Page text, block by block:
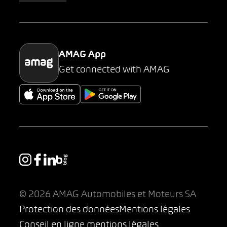
Parking
AMAG App
Get connected with AMAG
© 2026 AMAG Automobiles et Moteurs SA
Protection des donnéesMentions légales